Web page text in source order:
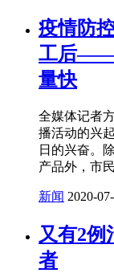
疫情防
工后——
量快
全媒体记者
播活动的兴
日的兴奋。
产品外，市
新闻 2020-
又有2例
者